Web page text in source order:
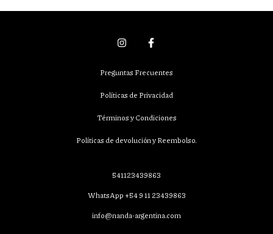
Preguntas Frecuentes
Políticas de Privacidad
Términos y Condiciones
Políticas de devolución y Reembolso.
541123439863
WhatsApp +54 9 11 23439863
info@nanda-argentina.com